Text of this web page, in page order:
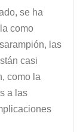
se ha
como
las
casi
como la
a las